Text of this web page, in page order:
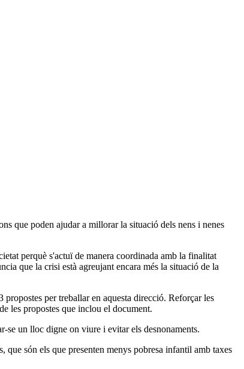
que poden ajudar a millorar la situació dels nens i nenes
perquè s'actuï de manera coordinada amb la finalitat
que la crisi està agreujant encara més la situació de la
propostes per treballar en aquesta direcció. Reforçar les
les propostes que inclou el document.
se un lloc digne on viure i evitar els desnonaments.
són els que presenten menys pobresa infantil amb taxes